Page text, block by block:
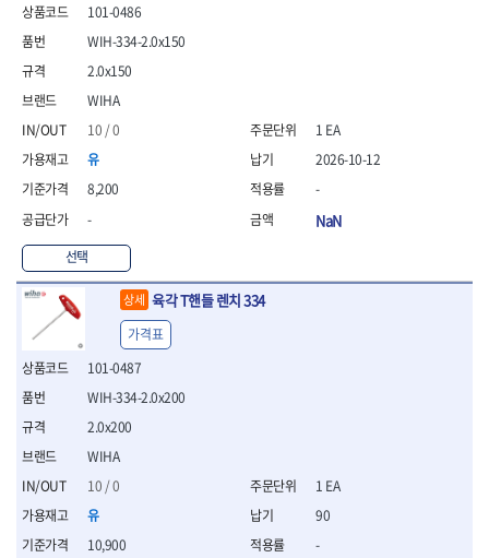
- 방폭망치
- 절연L렌치
- 절연펜치
- 절연니퍼
- 절연비트
- 절연드라이버교체날
- 절연공구세트
- 절연볼트커터
- 절연아답타
- 절연펀치
- 기타
- 방폭연결대
- 방폭옵셋렌치
- 방폭니퍼
- 방폭플라이어
- 방폭가위
- 방폭렌치
- 방폭스패너
- 방폭비트소켓
- 방폭아답타
101-0486
WIHA
10 / 0
유
8,200
-
선택
WIH-334-2.0x150
2.0x150
1 EA
2026-10-12
-
NaN
상세 육각 T핸들 렌치 334
101-0487
WIHA
10 / 0
유
10,900
WIH-334-2.0x200
2.0x200
가격표
1 EA
90
-